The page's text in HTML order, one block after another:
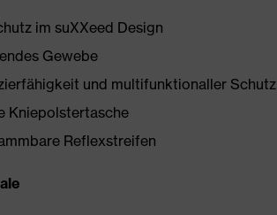
im suXXeed Design
Gewebe
und multifunktionaller Schutz
Kniepolstertasche
Reflexstreifen